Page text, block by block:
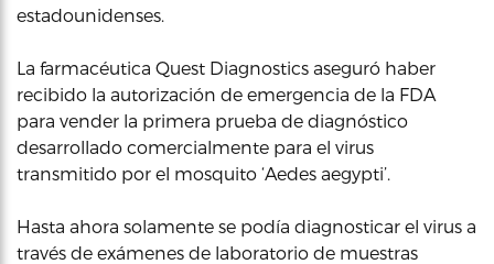
estadounidenses.
La farmacéutica Quest Diagnostics aseguró haber
recibido la autorización de emergencia de la FDA
para vender la primera prueba de diagnóstico
desarrollado comercialmente para el virus
transmitido por el mosquito ‘Aedes aegypti’.
Hasta ahora solamente se podía diagnosticar el virus a
través de exámenes de laboratorio de muestras